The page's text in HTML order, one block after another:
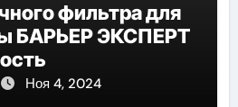
фильтра для
БАРЬЕР ЭКСПЕРТ
Ноя 4, 2024